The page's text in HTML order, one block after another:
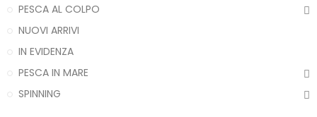
PESCA AL COLPO
NUOVI ARRIVI
IN EVIDENZA
PESCA IN MARE
SPINNING